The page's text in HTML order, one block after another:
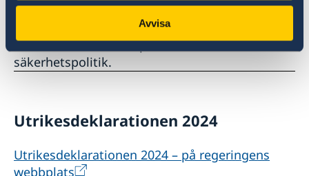
Avvisa
NB8, som samlar de fem nordiska och de åtta
nordisk-baltiska länderna i ett informellt
samarbete fokuserat på utrikes och
säkerhetspolitik.
Utrikesdeklarationen 2024
Utrikesdeklarationen 2024 – på regeringens
webbplats